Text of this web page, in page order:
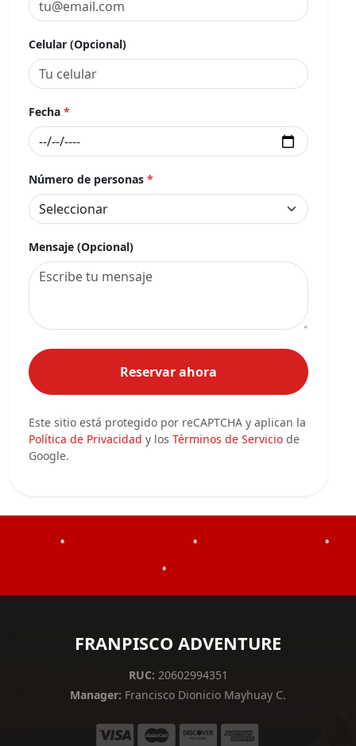
Celular (Opcional)
Fecha *
Número de personas *
Mensaje (Opcional)
Reservar ahora
Este sitio está protegido por reCAPTCHA y aplican la
Política de Privacidad y los Términos de Servicio de
Google.
• •
•
•
FRANPISCO ADVENTURE
RUC: 20602994351
Manager: Francisco Dionicio Mayhuay C.